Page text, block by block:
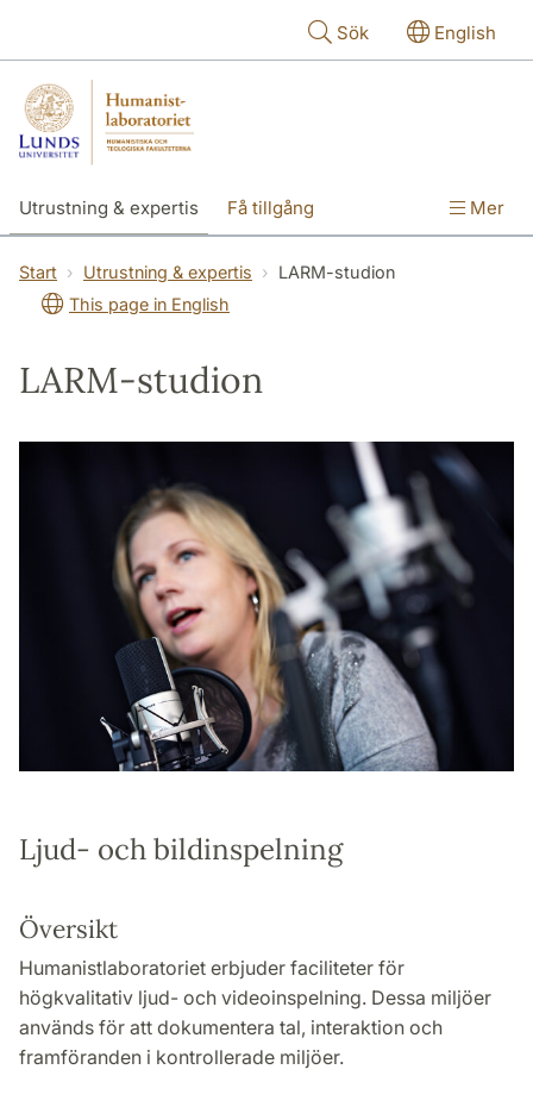
Sök English
Utrustning & expertis Få tillgång
Om labbet
Mer
Start Utrustning & expertis
LARM-studion
This page in English
LARM-studion
Ljud- och bildinspelning
Översikt
Humanistlaboratoriet erbjuder faciliteter för
högkvalitativ ljud- och videoinspelning. Dessa miljöer
används för att dokumentera tal, interaktion och
framföranden i kontrollerade miljöer.